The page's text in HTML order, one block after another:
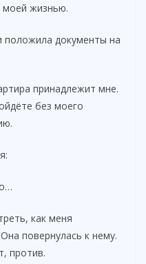
моей жизнью.
положила документы на
принадлежит мне.
без моего
как меня
повернулась к нему.
против.